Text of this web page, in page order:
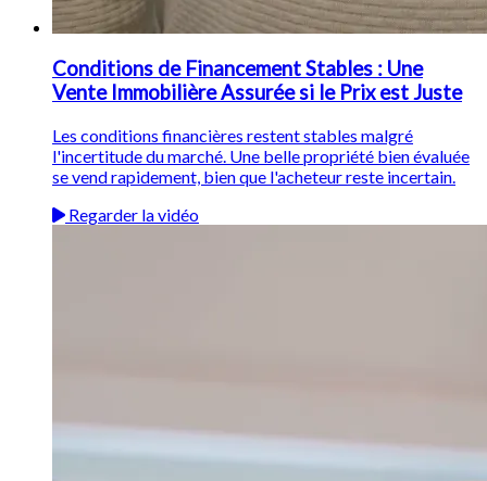
Conditions de Financement Stables : Une
Vente Immobilière Assurée si le Prix est Juste
Les conditions financières restent stables malgré
l'incertitude du marché. Une belle propriété bien évaluée
se vend rapidement, bien que l'acheteur reste incertain.
Regarder la vidéo